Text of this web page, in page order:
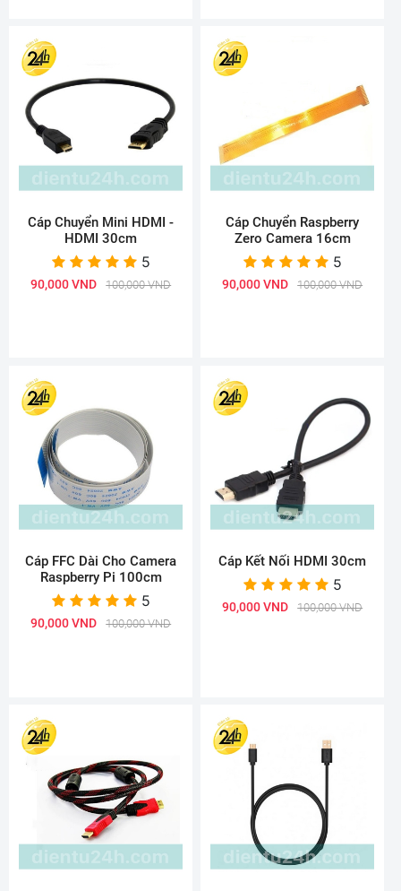
Cáp Chuyển Mini HDMI -
HDMI 30cm
5
90,000 VND 100,000 VND
Cáp Chuyển Raspberry
Zero Camera 16cm
5
90,000 VND 100,000 VND
Cáp FFC Dài Cho Camera
Raspberry Pi 100cm
5
90,000 VND 100,000 VND
Cáp Kết Nối HDMI 30cm
5
90,000 VND 100,000 VND